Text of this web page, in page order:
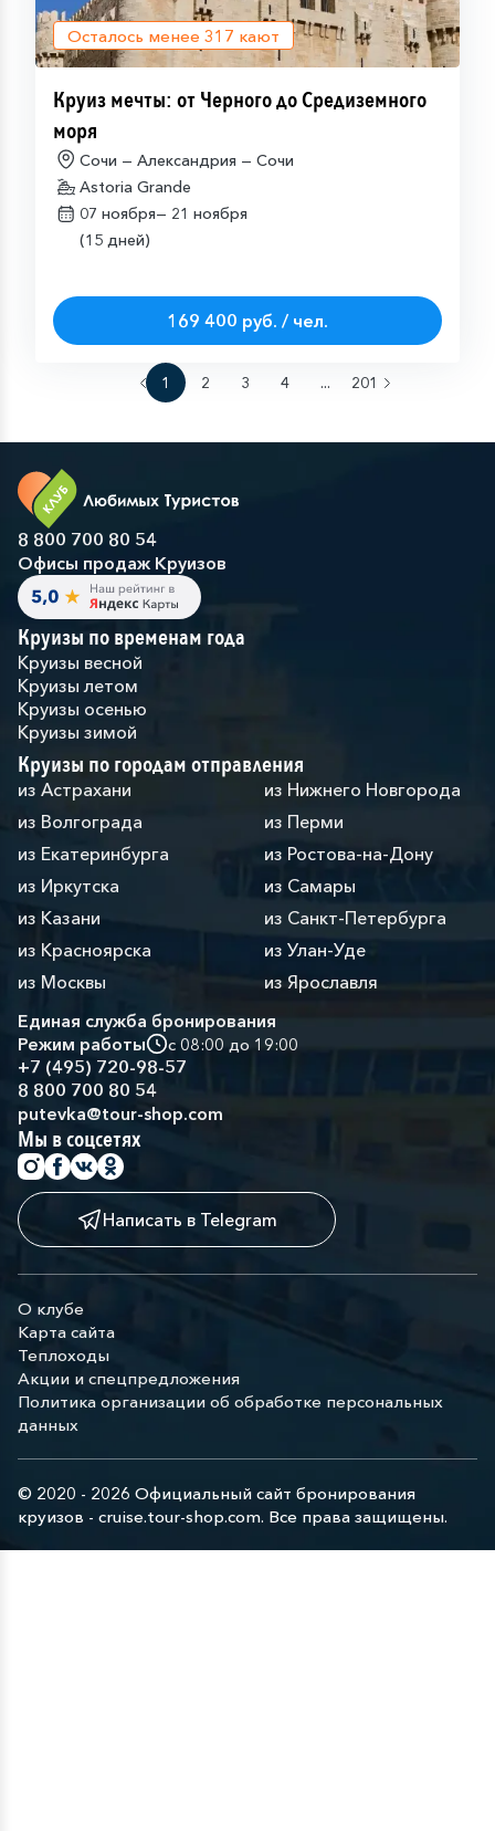
Осталось менее 317 кают
Круиз мечты: от Черного до Средиземного
моря
Сочи — Александрия — Сочи
Astoria Grande
07 ноября— 21 ноября
(15 дней)
169 400 руб. / чел.
1 2 3 4 ... 201
8 800 700 80 54
Офисы продаж Круизов
Круизы по временам года
Круизы весной
Круизы летом
Круизы осенью
Круизы зимой
Круизы по городам отправления
из Астрахани
из Волгограда
из Екатеринбурга
из Иркутска
из Казани
из Красноярска
из Москвы
из Нижнего Новгорода
из Перми
из Ростова-на-Дону
из Самары
из Санкт-Петербурга
из Улан-Уде
из Ярославля
Единая служба бронирования
Режим работы
с 08:00 до 19:00
+7 (495) 720-98-57
8 800 700 80 54
putevka@tour-shop.com
Мы в соцсетях
Написать в Telegram
О клубе
Карта сайта
Теплоходы
Акции и спецпредложения
Политика организации об обработке персональных
данных
© 2020 - 2026 Официальный сайт бронирования
круизов - cruise.tour-shop.com. Все права защищены.